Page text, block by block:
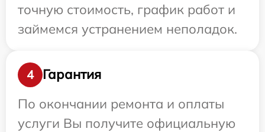
точную стоимость, график работ и
займемся устранением неполадок.
4
Гарантия
По окончании ремонта и оплаты
услуги Вы получите официальную